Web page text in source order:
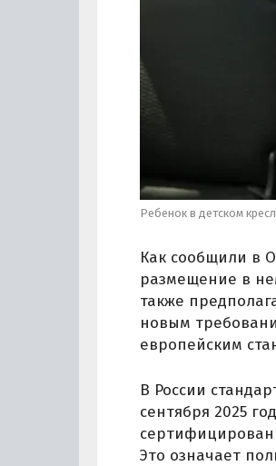
Ребенок в детском
Как сообщили в
размещение в
также
новым
европейским
В России
сентября 2025
Это означает